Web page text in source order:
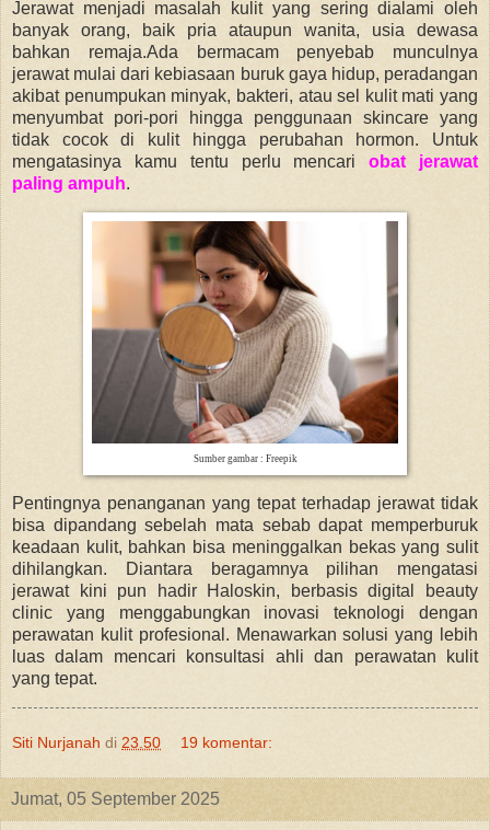
Jerawat menjadi masalah kulit yang sering dialami oleh
banyak orang, baik pria ataupun wanita, usia dewasa
bahkan remaja.Ada bermacam penyebab munculnya
jerawat mulai dari kebiasaan buruk gaya hidup, peradangan
akibat penumpukan minyak, bakteri, atau sel kulit mati yang
menyumbat pori-pori hingga penggunaan skincare yang
tidak cocok di kulit hingga perubahan hormon. Untuk
mengatasinya kamu tentu perlu mencariobat jerawat
paling ampuh.
Sumber gambar : Freepik
Pentingnya penanganan yang tepat terhadap jerawat tidak
bisa dipandang sebelah mata sebab dapat memperburuk
keadaan kulit, bahkan bisa meninggalkan bekas yang sulit
dihilangkan. Diantara beragamnya pilihan mengatasi
jerawat kini pun hadir Haloskin, berbasis digital beauty
clinic yang menggabungkan inovasi teknologi dengan
perawatan kulit profesional. Menawarkan solusi yang lebih
luas dalam mencari konsultasi ahli dan perawatan kulit
yang tepat.
Siti Nurjanah di 23.50 19 komentar:
Jumat, 05 September 2025